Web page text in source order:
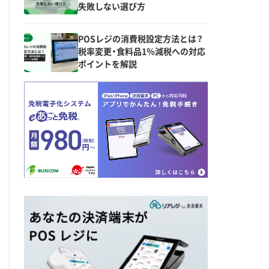
失敗しない選び方
POSレジの消費税設定方法とは？
税率変更・食料品1％減税への対応
ポイントを解説